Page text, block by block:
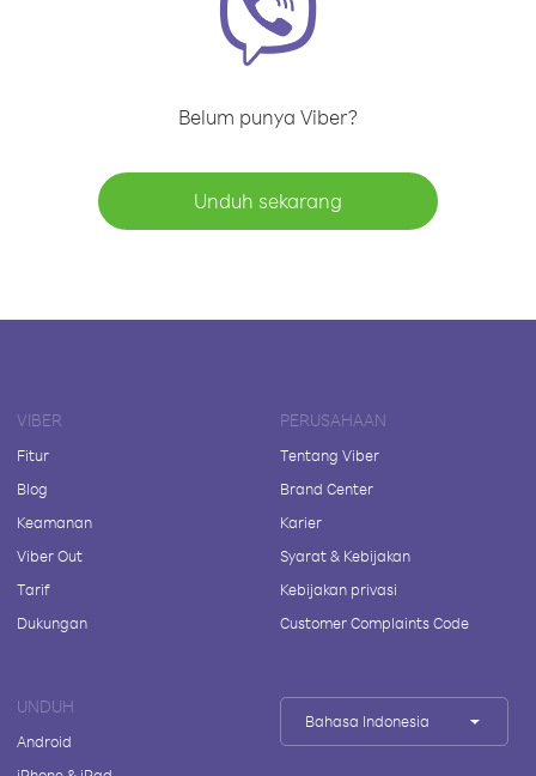
Belum punya Viber?
Unduh sekarang
VIBER
Fitur
Blog
Keamanan
Viber Out
Tarif
Dukungan
PERUSAHAAN
Tentang Viber
Brand Center
Karier
Syarat & Kebijakan
Kebijakan privasi
Customer Complaints Code
UNDUH
Android
Bahasa Indonesia